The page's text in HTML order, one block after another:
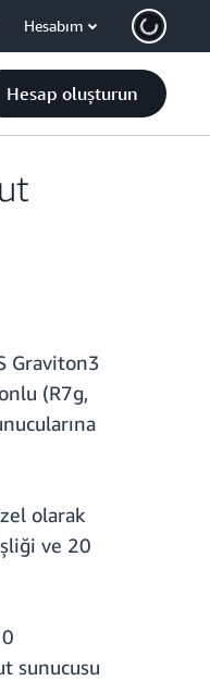
Hesabım
Hesap oluşturun
Graviton3
(R7g,
olarak
ve 20
sunucusu